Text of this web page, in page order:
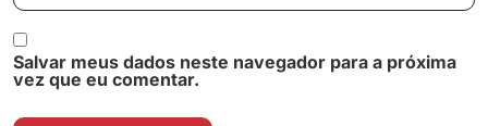
Salvar meus dados neste navegador para a próxima
vez que eu comentar.